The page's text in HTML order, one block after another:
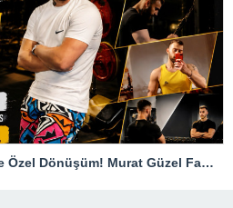
Sıradan Spor Değil, Kişiye Özel Dönüşüm! Murat Güzel Farkıyla